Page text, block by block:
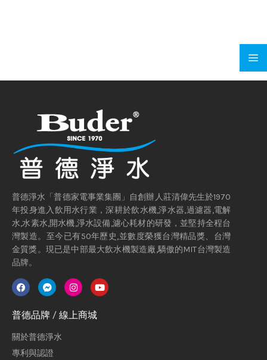
普德淨水「普德家電事業集團」自創辦人莊清偉先生於1970
年投身進入飲用水行業，深耕於飲水機,淨水器,過濾器,電解
水,水素水,開水機,淨水設備,濾心耗材的研發，並堅持全程台
灣製造。至今已有50年歷史,並數度榮獲台灣精品獎、台灣
金質獎。現已是中部最大飲水機製造廠,驕傲的MIT台灣製造
品牌。
普德品牌 / 線上商城
關於普德淨水
專利與認證